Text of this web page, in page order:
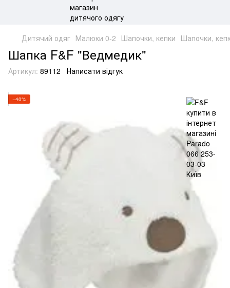
Дитячий одяг Малюки 0-2 Шапочки, кепки Шапочки,
Шапка F&F "Ведмедик"
Артикул: 89112 Написати відгук
−40%